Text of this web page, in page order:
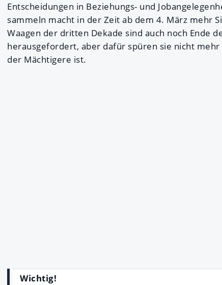
Entscheidungen in Beziehungs- und
sammeln macht in der Zeit ab dem 4. März mehr
Waagen der dritten Dekade sind auch noch Ende
herausgefordert, aber dafür spüren sie nicht
der Mächtigere ist.
Wichtig!